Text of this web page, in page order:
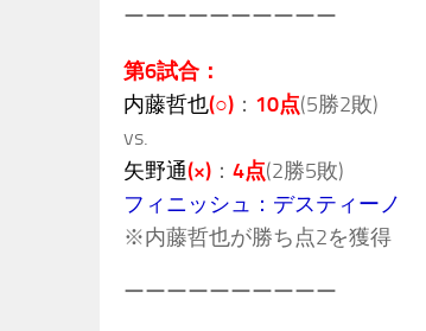
ーーーーーーーーーー
第6試合：
内藤哲也(○) ： 10点(5勝2敗)
vs.
矢野通(×) ： 4点(2勝5敗)
フィニッシュ：デスティーノ
※内藤哲也が勝ち点2を獲得
ーーーーーーーーーー